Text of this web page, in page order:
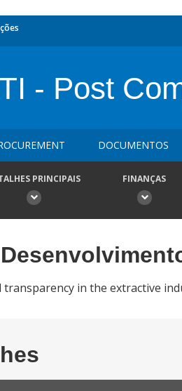
- Post
DOCUMENTOS
PRINCIPAIS FINANÇAS
in the extractive